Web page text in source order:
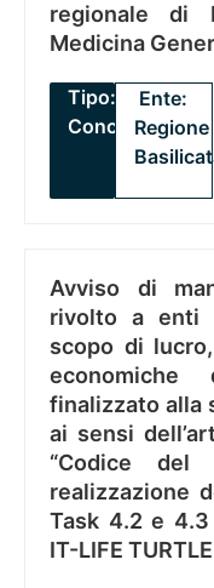
regionale di
Medicina
Tipo:
Concorsi
Ente:
Regione
Avviso di
rivolto a enti
scopo di
economiche
finalizzato alla
ai sensi
“Codice
realizzazione
Task 4.2 e 4.3
IT-LIFE